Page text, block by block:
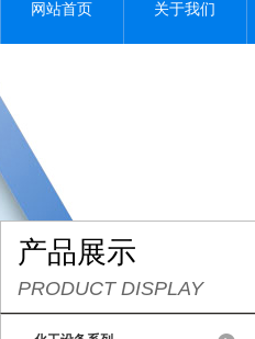
网站首页 关于我们
产品展示
PRODUCT DISPLAY